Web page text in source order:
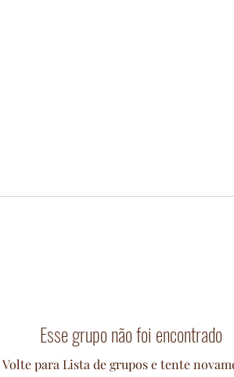
Esse grupo não foi encontrado
Volte para Lista de grupos e tente